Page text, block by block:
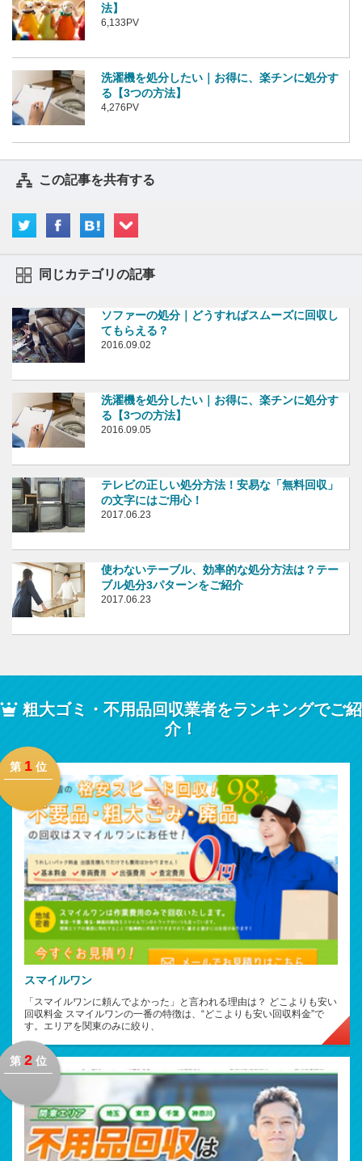
法】
6,133PV
洗濯機を処分したい｜お得に、楽チンに処分す
る【3つの方法】
4,276PV
この記事を共有する
同じカテゴリの記事
ソファーの処分｜どうすればスムーズに回収し
てもらえる？
2016.09.02
洗濯機を処分したい｜お得に、楽チンに処分す
る【3つの方法】
2016.09.05
テレビの正しい処分方法！安易な「無料回収」
の文字にはご用心！
2017.06.23
使わないテーブル、効率的な処分方法は？テー
ブル処分3パターンをご紹介
2017.06.23
粗大ゴミ・不用品回収業者をランキングでご紹
介！
第 1 位
スマイルワン
「スマイルワンに頼んでよかった」と言われる理由は？ どこよりも安い
回収料金 スマイルワンの一番の特徴は、“どこよりも安い回収料金”で
す。エリアを関東のみに絞り、
第 2 位